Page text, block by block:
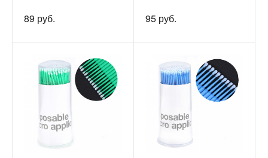
89 руб. 95 руб.